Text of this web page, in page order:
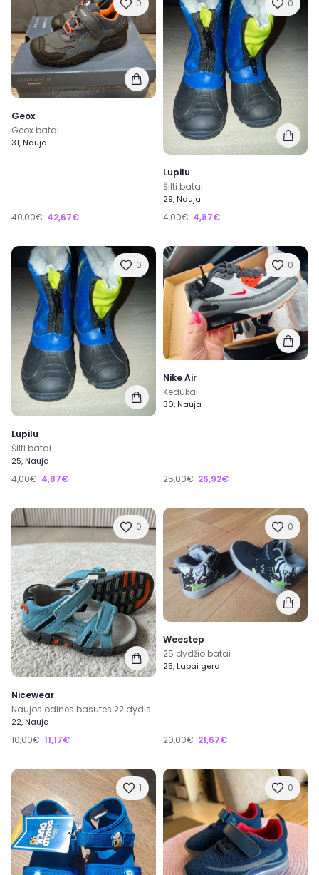
0
Geox
Geox batai
31, Nauja
40,00€ 42,67€
0
Lupilu
Šilti batai
29, Nauja
4,00€ 4,87€
0
Lupilu
Šilti batai
25, Nauja
4,00€ 4,87€
0
Nike Air
Kedukai
30, Nauja
25,00€ 26,92€
0
Nicewear
Naujos odines basutes 22 dydis
22, Nauja
10,00€ 11,17€
0
Weestep
25 dydžio batai
25, Labai gera
20,00€ 21,67€
1 0